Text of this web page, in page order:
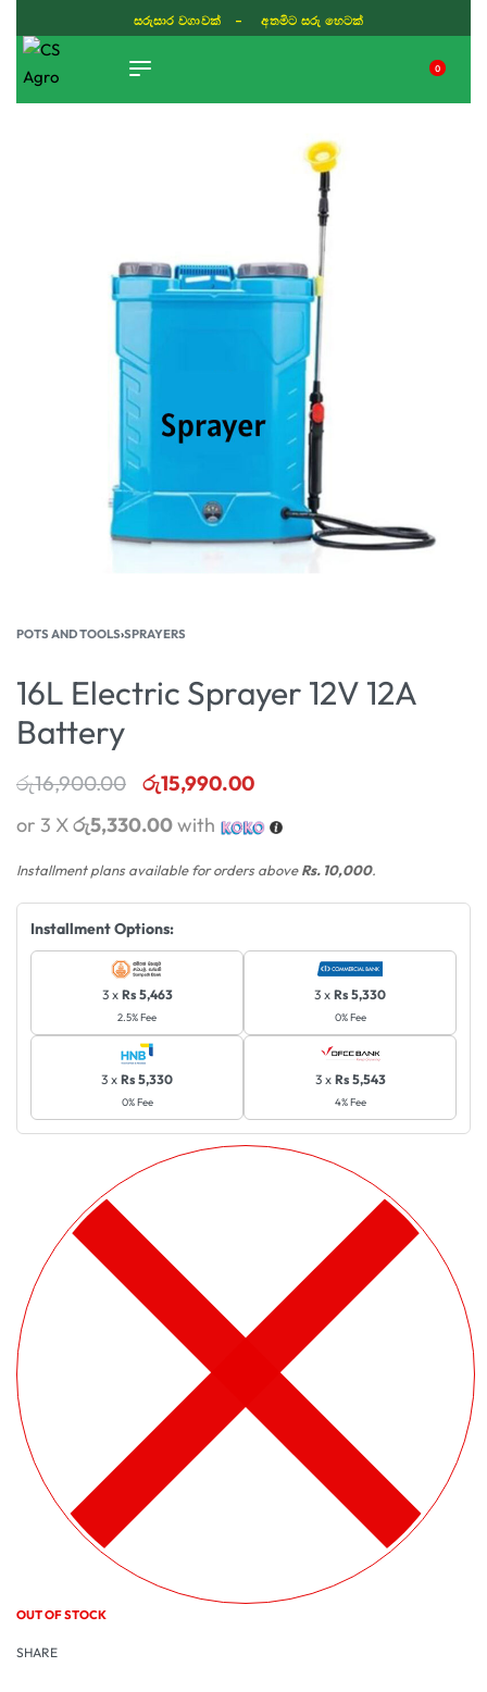
ISLAND WIDE DELIVERY
0
POTS AND TOOLS›SPRAYERS
16L Electric Sprayer 12V 12A
Battery
රු16,900.00 රු15,990.00
or 3 Xරු5,330.00with
Installment plans available for orders aboveRs. 10,000.
Installment Options:
3 x Rs 5,463
2.5% Fee
3 x Rs 5,330
0% Fee
3 x Rs 5,330
0% Fee
3 x Rs 5,543
4% Fee
OUT OF STOCK
SHARE